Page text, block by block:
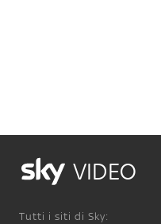
VIDEO
Tutti i siti di Sky: